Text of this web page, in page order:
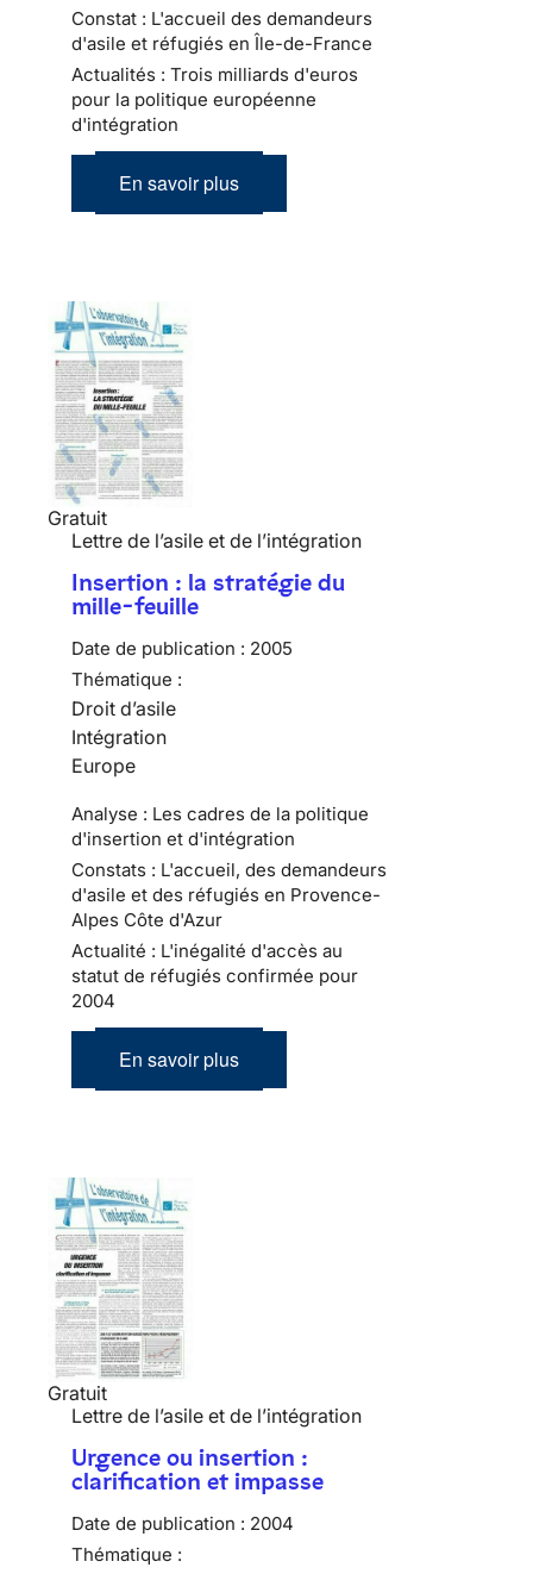
Constat : L'accueil des demandeurs
d'asile et réfugiés en Île-de-France
Actualités : Trois milliards d'euros
pour la politique européenne
d'intégration
En savoir plus
Gratuit
Lettre de l’asile et de l’intégration
Insertion : la stratégie du
mille-feuille
Date de publication : 2005
Thématique :
Droit d’asile
Intégration
Europe
Analyse : Les cadres de la politique
d'insertion et d'intégration
Constats : L'accueil, des demandeurs
d'asile et des réfugiés en Provence-
Alpes Côte d'Azur
Actualité : L'inégalité d'accès au
statut de réfugiés confirmée pour
2004
En savoir plus
Gratuit
Lettre de l’asile et de l’intégration
Urgence ou insertion :
clarification et impasse
Date de publication : 2004
Thématique :